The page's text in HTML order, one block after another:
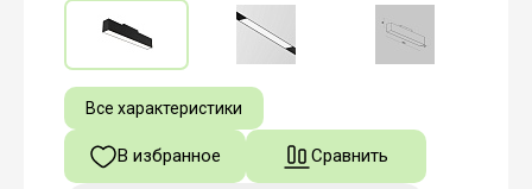
Все характеристики
В избранное Сравнить